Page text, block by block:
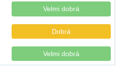
Velmi dobrá
Dobrá
Velmi dobrá